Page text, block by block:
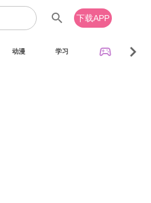
search 下载APP
动漫 学习 sports_esports chevron_right